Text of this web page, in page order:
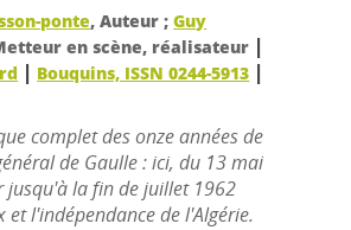
ponte, Auteur ;Guy
en scène, réalisateur |
| Bouquins, ISSN 0244-5913 |
complet des onze années de
de Gaulle : ici, du 13 mai
jusqu'à la fin de juillet 1962
et l'indépendance de l'Algérie.